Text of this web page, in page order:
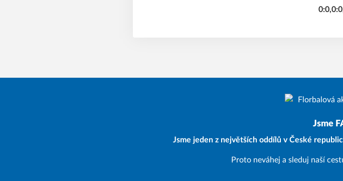
Jsme
Jsme jeden z největších oddílů v České
Proto neváhej a sleduj naší